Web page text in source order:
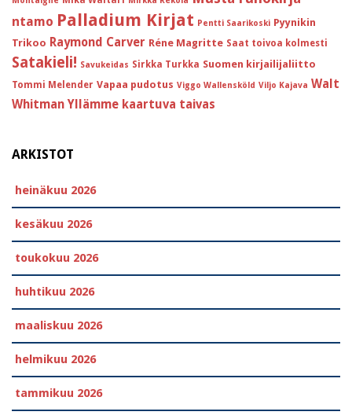
ntamo Palladium Kirjat Pentti Saarikoski Pyynikin
Trikoo Raymond Carver Réne Magritte Saat toivoa kolmesti
Satakieli! Savukeidas Sirkka Turkka Suomen kirjailijaliitto
Tommi Melender Vapaa pudotus Viggo Wallensköld Viljo Kajava Walt
Whitman Yllämme kaartuva taivas
ARKISTOT
heinäkuu 2026
kesäkuu 2026
toukokuu 2026
huhtikuu 2026
maaliskuu 2026
helmikuu 2026
tammikuu 2026